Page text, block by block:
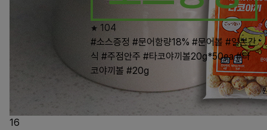
16
104
#소스증정 #문어함량18% #문어볼 #일본간
식 #주점안주 #타코야끼볼20g*50ea #타
코야끼볼 #20g